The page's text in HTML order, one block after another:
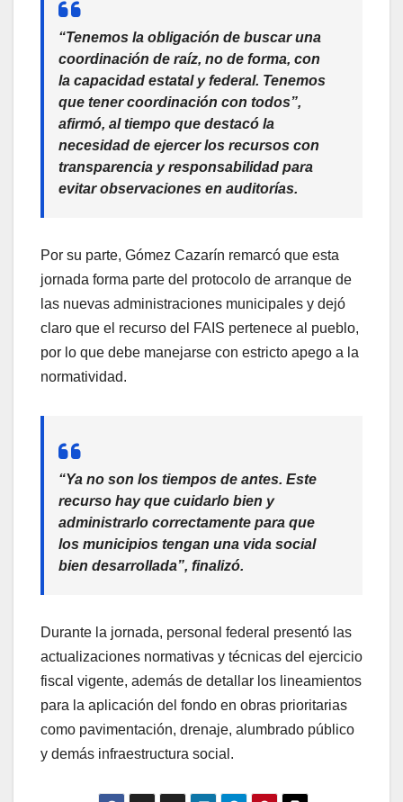
“Tenemos la obligación de buscar una
coordinación de raíz, no de forma, con
la capacidad estatal y federal. Tenemos
que tener coordinación con todos”,
afirmó, al tiempo que destacó la
necesidad de ejercer los recursos con
transparencia y responsabilidad para
evitar observaciones en auditorías.
Por su parte, Gómez Cazarín remarcó que esta
jornada forma parte del protocolo de arranque de
las nuevas administraciones municipales y dejó
claro que el recurso del FAIS pertenece al pueblo,
por lo que debe manejarse con estricto apego a la
normatividad.
“Ya no son los tiempos de antes. Este
recurso hay que cuidarlo bien y
administrarlo correctamente para que
los municipios tengan una vida social
bien desarrollada”, finalizó.
Durante la jornada, personal federal presentó las
actualizaciones normativas y técnicas del ejercicio
fiscal vigente, además de detallar los lineamientos
para la aplicación del fondo en obras prioritarias
como pavimentación, drenaje, alumbrado público
y demás infraestructura social.